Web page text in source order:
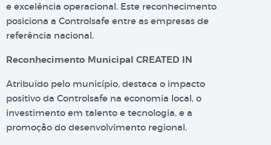
e excelência operacional. Este reconhecimento
posiciona a Controlsafe entre as empresas de
referência nacional.
Reconhecimento Municipal CREATED IN
Atribuído pelo município, destaca o impacto
positivo da Controlsafe na economia local, o
investimento em talento e tecnologia, e a
promoção do desenvolvimento regional.